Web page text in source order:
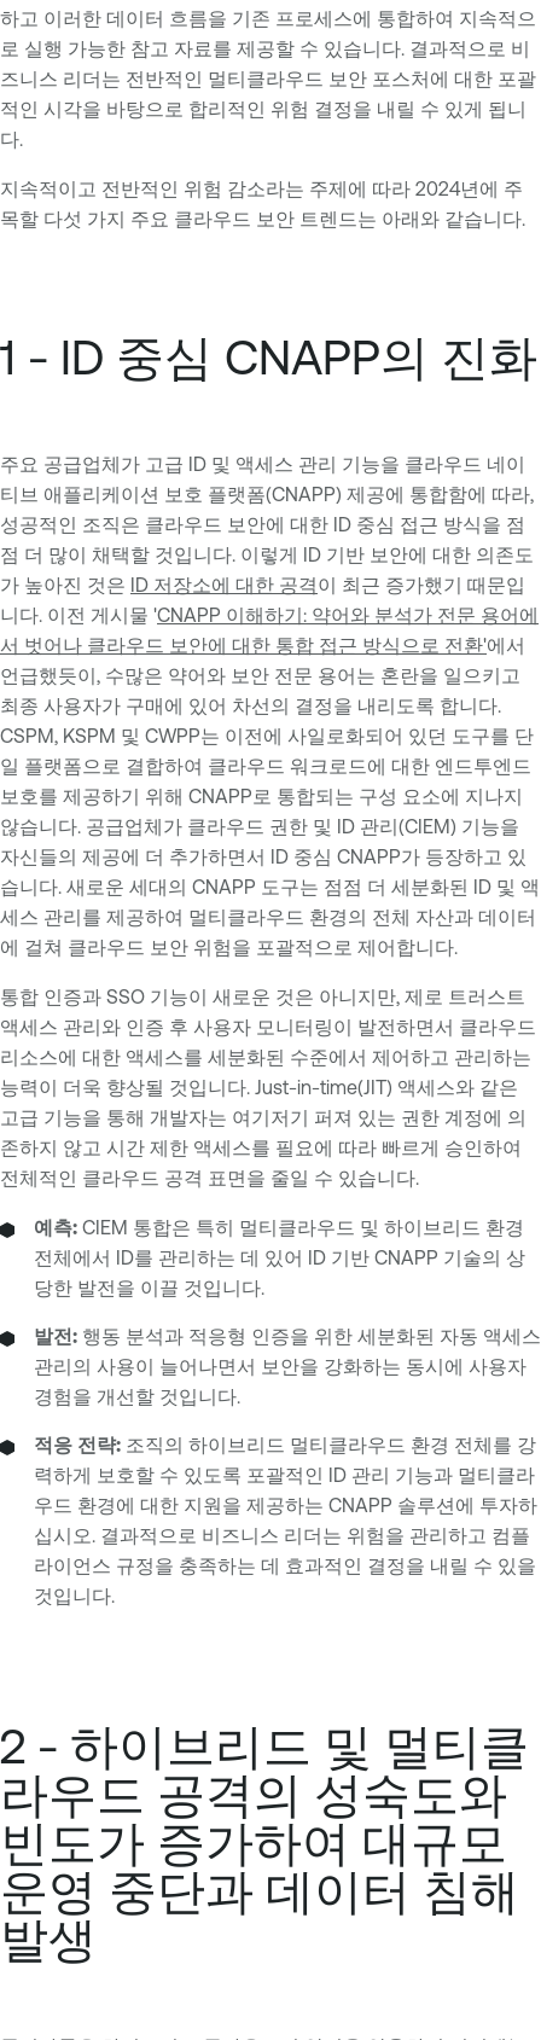
하고 이러한 데이터 흐름을 기존 프로세스에 통합하여 지속적으
로 실행 가능한 참고 자료를 제공할 수 있습니다. 결과적으로 비
즈니스 리더는 전반적인 멀티클라우드 보안 포스처에 대한 포괄
적인 시각을 바탕으로 합리적인 위험 결정을 내릴 수 있게 됩니
다.
지속적이고 전반적인 위험 감소라는 주제에 따라 2024년에 주
목할 다섯 가지 주요 클라우드 보안 트렌드는 아래와 같습니다.
1 - ID 중심 CNAPP의 진화
주요 공급업체가 고급 ID 및 액세스 관리 기능을 클라우드 네이
티브 애플리케이션 보호 플랫폼(CNAPP) 제공에 통합함에 따라,
성공적인 조직은 클라우드 보안에 대한 ID 중심 접근 방식을 점
점 더 많이 채택할 것입니다. 이렇게 ID 기반 보안에 대한 의존도
가 높아진 것은 ID 저장소에 대한 공격이 최근 증가했기 때문입
니다. 이전 게시물 'CNAPP 이해하기: 약어와 분석가 전문 용어에
서 벗어나 클라우드 보안에 대한 통합 접근 방식으로 전환'에서
언급했듯이, 수많은 약어와 보안 전문 용어는 혼란을 일으키고
최종 사용자가 구매에 있어 차선의 결정을 내리도록 합니다.
CSPM, KSPM 및 CWPP는 이전에 사일로화되어 있던 도구를 단
일 플랫폼으로 결합하여 클라우드 워크로드에 대한 엔드투엔드
보호를 제공하기 위해 CNAPP로 통합되는 구성 요소에 지나지
않습니다. 공급업체가 클라우드 권한 및 ID 관리(CIEM) 기능을
자신들의 제공에 더 추가하면서 ID 중심 CNAPP가 등장하고 있
습니다. 새로운 세대의 CNAPP 도구는 점점 더 세분화된 ID 및 액
세스 관리를 제공하여 멀티클라우드 환경의 전체 자산과 데이터
에 걸쳐 클라우드 보안 위험을 포괄적으로 제어합니다.
통합 인증과 SSO 기능이 새로운 것은 아니지만, 제로 트러스트
액세스 관리와 인증 후 사용자 모니터링이 발전하면서 클라우드
리소스에 대한 액세스를 세분화된 수준에서 제어하고 관리하는
능력이 더욱 향상될 것입니다. Just-in-time(JIT) 액세스와 같은
고급 기능을 통해 개발자는 여기저기 퍼져 있는 권한 계정에 의
존하지 않고 시간 제한 액세스를 필요에 따라 빠르게 승인하여
전체적인 클라우드 공격 표면을 줄일 수 있습니다.
예측: CIEM 통합은 특히 멀티클라우드 및 하이브리드 환경
전체에서 ID를 관리하는 데 있어 ID 기반 CNAPP 기술의 상
당한 발전을 이끌 것입니다.
발전: 행동 분석과 적응형 인증을 위한 세분화된 자동 액세스
관리의 사용이 늘어나면서 보안을 강화하는 동시에 사용자
경험을 개선할 것입니다.
적응 전략: 조직의 하이브리드 멀티클라우드 환경 전체를 강
력하게 보호할 수 있도록 포괄적인 ID 관리 기능과 멀티클라
우드 환경에 대한 지원을 제공하는 CNAPP 솔루션에 투자하
십시오. 결과적으로 비즈니스 리더는 위험을 관리하고 컴플
라이언스 규정을 충족하는 데 효과적인 결정을 내릴 수 있을
것입니다.
2 - 하이브리드 및 멀티클
라우드 공격의 성숙도와
빈도가 증가하여 대규모
운영 중단과 데이터 침해
발생